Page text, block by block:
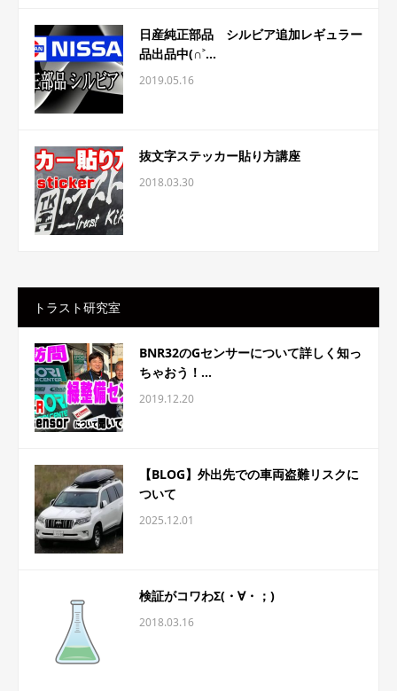
日産純正部品 シルビア追加レギュラー
品出品中(∩˃...
2019.05.16
抜文字ステッカー貼り方講座
2018.03.30
トラスト研究室
BNR32のGセンサーについて詳しく知っ
ちゃおう！...
2019.12.20
【BLOG】外出先での車両盗難リスクに
ついて
2025.12.01
検証がコワわΣ(・∀・；)
2018.03.16